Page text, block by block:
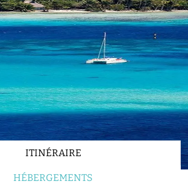
ITINÉRAIRE
HÉBERGEMENTS